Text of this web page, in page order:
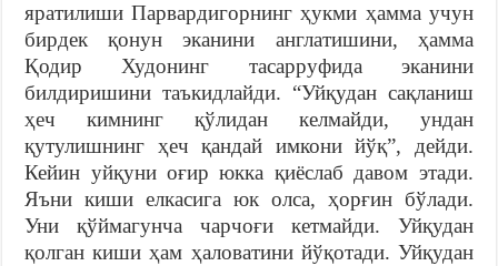
яратилиши Парвардигорнинг ҳукми ҳамма учун
бирдек қонун эканини англатишини, ҳамма
Қодир Худонинг тасарруфида эканини
билдиришини таъкидлайди. “Уйқудан сақланиш
ҳеч кимнинг қўлидан келмайди, ундан
қутулишнинг ҳеч қандай имкони йўқ”, дейди.
Кейин уйқуни оғир юкка қиёслаб давом этади.
Яъни киши елкасига юк олса, ҳорғин бўлади.
Уни қўймагунча чарчоғи кетмайди. Уйқудан
қолган киши ҳам ҳаловатини йўқотади. Уйқудан